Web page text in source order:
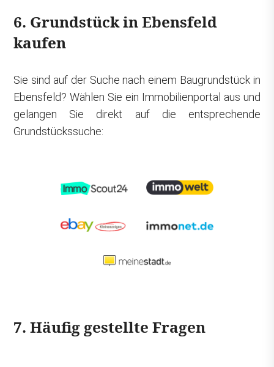
6. Grundstück in Ebensfeld
kaufen
Sie sind auf der Suche nach einem Baugrundstück in
Ebensfeld? Wählen Sie ein Immobilienportal aus und
gelangen Sie direkt auf die entsprechende
Grundstückssuche:
7. Häufig gestellte Fragen